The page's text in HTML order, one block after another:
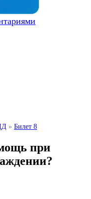
» Билет 8
при